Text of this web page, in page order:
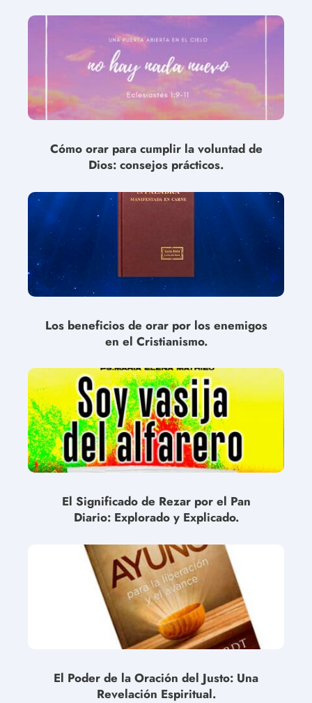
Cómo orar para cumplir la voluntad de
Dios: consejos prácticos.
Los beneficios de orar por los enemigos
en el Cristianismo.
El Significado de Rezar por el Pan
Diario: Explorado y Explicado.
El Poder de la Oración del Justo: Una
Revelación Espiritual.